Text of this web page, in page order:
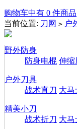
购物车中有 0 件商品
当前位置: 刀网 > 户
野外防身
防身电棍 伸缩
户外刀具
战术直刀 大马
精美小刀
战术折刀 大马